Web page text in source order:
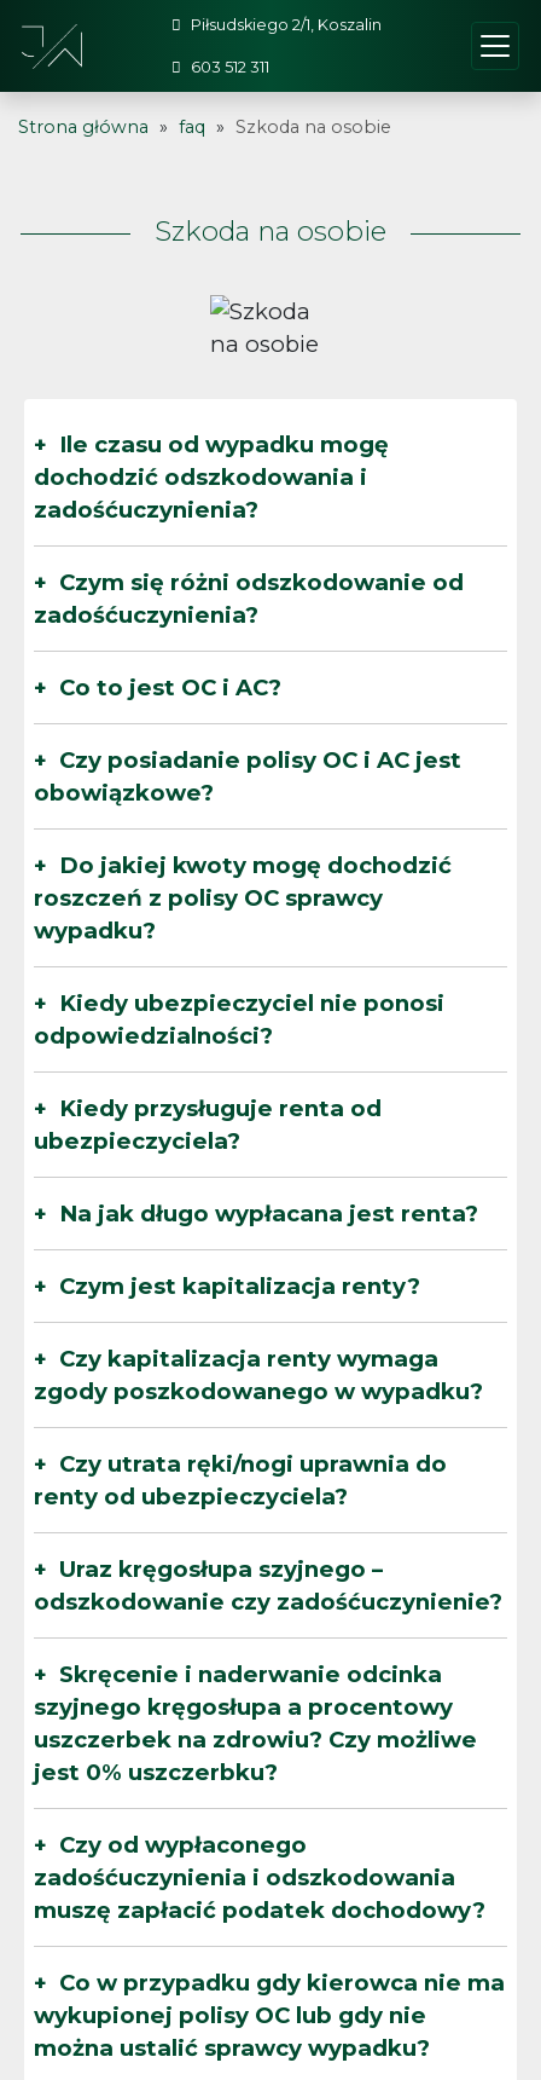
Piłsudskiego 2/1, Koszalin
603 512 311
Strona główna » faq » Szkoda na osobie
Szkoda na osobie
Ile czasu od wypadku mogę
dochodzić odszkodowania i
zadośćuczynienia?
Czym się różni odszkodowanie od
zadośćuczynienia?
Co to jest OC i AC?
Czy posiadanie polisy OC i AC jest
obowiązkowe?
Do jakiej kwoty mogę dochodzić
roszczeń z polisy OC sprawcy
wypadku?
Kiedy ubezpieczyciel nie ponosi
odpowiedzialności?
Kiedy przysługuje renta od
ubezpieczyciela?
Na jak długo wypłacana jest renta?
Czym jest kapitalizacja renty?
Czy kapitalizacja renty wymaga
zgody poszkodowanego w wypadku?
Czy utrata ręki/nogi uprawnia do
renty od ubezpieczyciela?
Uraz kręgosłupa szyjnego –
odszkodowanie czy zadośćuczynienie?
Skręcenie i naderwanie odcinka
szyjnego kręgosłupa a procentowy
uszczerbek na zdrowiu? Czy możliwe
jest 0% uszczerbku?
Czy od wypłaconego
zadośćuczynienia i odszkodowania
muszę zapłacić podatek dochodowy?
Co w przypadku gdy kierowca nie ma
wykupionej polisy OC lub gdy nie
można ustalić sprawcy wypadku?